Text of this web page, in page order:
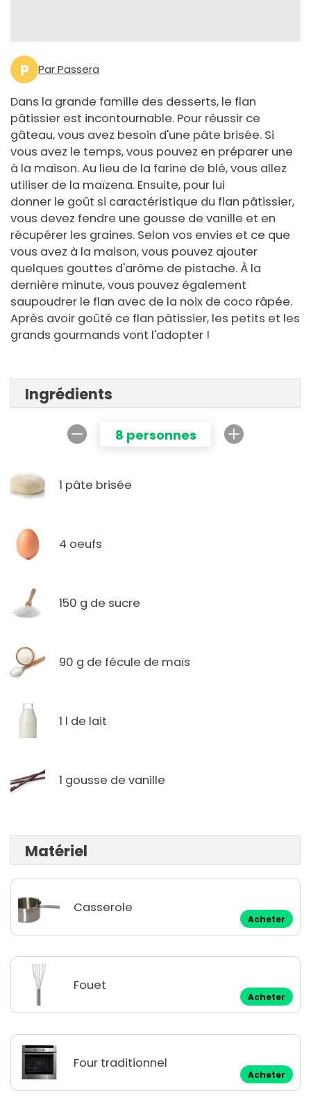
P Par Passera
Dans la grande famille des desserts, le flan
pâtissier est incontournable. Pour réussir ce
gâteau, vous avez besoin d'une pâte brisée. Si
vous avez le temps, vous pouvez en préparer une
à la maison. Au lieu de la farine de blé, vous allez
utiliser de la maïzena. Ensuite, pour lui
donner le goût si caractéristique du flan pâtissier,
vous devez fendre une gousse de vanille et en
récupérer les graines. Selon vos envies et ce que
vous avez à la maison, vous pouvez ajouter
quelques gouttes d'arôme de pistache. À la
dernière minute, vous pouvez également
saupoudrer le flan avec de la noix de coco râpée.
Après avoir goûté ce flan pâtissier, les petits et les
grands gourmands vont l'adopter !
Ingrédients
8 personnes
1 pâte brisée
4 oeufs
150 g de sucre
90 g de fécule de maïs
1 l de lait
1 gousse de vanille
Matériel
Casserole
Acheter
Fouet
Acheter
Four traditionnel
Acheter